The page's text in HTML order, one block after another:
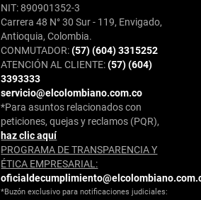
NIT: 890901352-3
Carrera 48 N° 30 Sur - 119, Envigado,
Antioquia, Colombia.
CONMUTADOR:(57) (604) 3315252
ATENCIÓN AL CLIENTE:(57) (604)
3393333
servicio@elcolombiano.com.co
*Para asuntos relacionados con
peticiones, quejas y reclamos (PQR),
haz clic aquí
PROGRAMA DE TRANSPARENCIA Y
ÉTICA EMPRESARIAL:
*Buzón exclusivo para notificaciones judiciales: